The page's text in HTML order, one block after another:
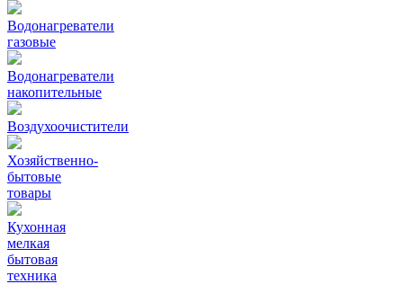
Водонагреватели
газовые
Водонагреватели
накопительные
Воздухоочистители
Хозяйственно-
бытовые
товары
Кухонная
мелкая
бытовая
техника